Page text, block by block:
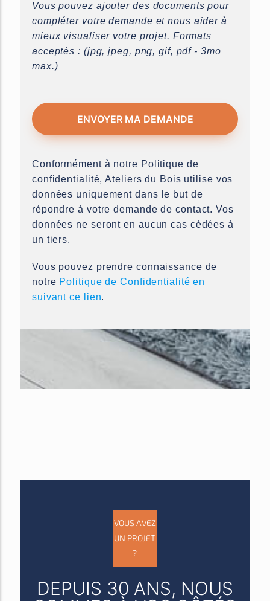
Vous pouvez ajouter des documents pour
compléter votre demande et nous aider à
mieux visualiser votre projet. Formats
acceptés : (jpg, jpeg, png, gif, pdf - 3mo
max.)
ENVOYER MA DEMANDE
field
should
be
left
blank
Conformément à notre Politique de
confidentialité, Ateliers du Bois utilise vos
données uniquement dans le but de
répondre à votre demande de contact. Vos
données ne seront en aucun cas cédées à
un tiers.
Vous pouvez prendre connaissance de
notre Politique de Confidentialité en
suivant ce lien.
VOUS AVEZ
UN PROJET
?
DEPUIS 30 ANS, NOUS